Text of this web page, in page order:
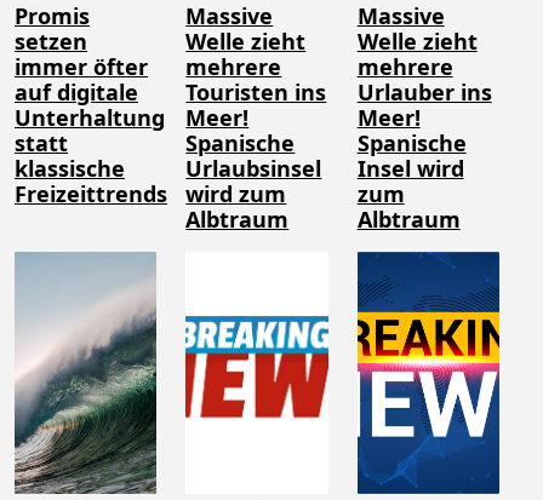
Promis
setzen
immer öfter
auf digitale
Unterhaltung
statt
klassische
Freizeittrends
Massive
Welle zieht
mehrere
Touristen ins
Meer!
Spanische
Urlaubsinsel
wird zum
Albtraum
Massive
Welle zieht
mehrere
Urlauber ins
Meer!
Spanische
Insel wird
zum
Albtraum